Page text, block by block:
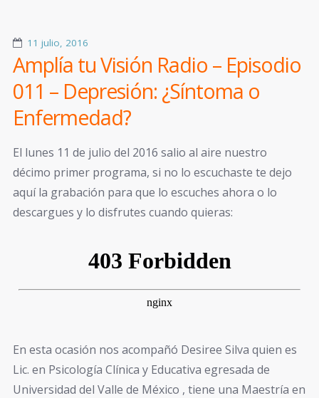
11 julio, 2016
Amplía tu Visión Radio – Episodio
011 – Depresión: ¿Síntoma o
Enfermedad?
El lunes 11 de julio del 2016 salio al aire nuestro
décimo primer programa, si no lo escuchaste te dejo
aquí la grabación para que lo escuches ahora o lo
descargues y lo disfrutes cuando quieras:
En esta ocasión nos acompañó Desiree Silva quien es
Lic. en Psicología Clínica y Educativa egresada de
Universidad del Valle de México , tiene una Maestría en